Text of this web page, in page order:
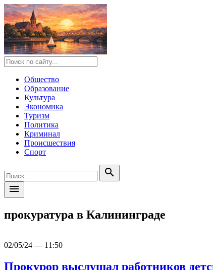
Общество
Образование
Культура
Экономика
Туризм
Политика
Криминал
Происшествия
Спорт
search
menu
прокуратура в Калининграде
02/05/24 — 11:50
Прокурор выслушал работников